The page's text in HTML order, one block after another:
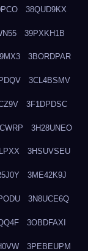
38QUD9KX
39PXKH1B
3BORDPAR
3CL4BSMV
3F1DPDSC
3H28UNEO
3HSUVSEU
3ME42K9J
3N8UCE6Q
3OBDFAXI
3PEBEUPM